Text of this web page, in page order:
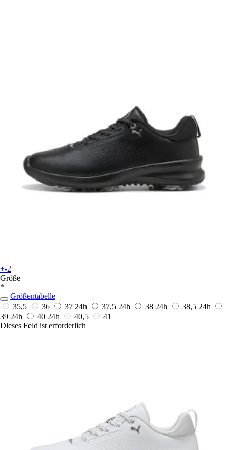
+-2
Größe
*
Größentabelle
35,5
36 37 24h 37,5 24h 38 24h 38,5 24h
39 24h 40 24h 40,5
41
Dieses Feld ist erforderlich